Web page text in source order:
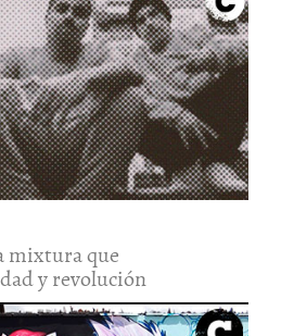
Verset: una mixtura
suena a inconformidad y
revolución
2/Dic/2021
mixtura que
y revolución